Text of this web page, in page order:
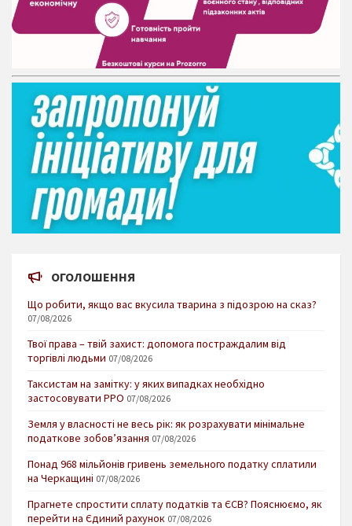
ОГОЛОШЕННЯ
Що робити, якщо вас вкусила тварина з підозрою на сказ?
07/08/2026
Твої права – твій захист: допомога постраждалим від
торгівлі людьми 07/08/2026
Таксистам на замітку: у яких випадках необхідно
застосовувати РРО 07/08/2026
Земля у власності не весь рік: як розрахувати мінімальне
податкове зобов’язання 07/08/2026
Понад 968 мільйонів гривень земельного податку сплатили
на Черкащині 07/08/2026
Прагнете спростити сплату податків та ЄСВ? Пояснюємо, як
перейти на Єдиний рахунок 07/08/2026